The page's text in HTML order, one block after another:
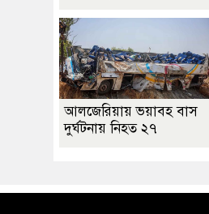
আলজেরিয়ায় ভয়াবহ বাস
দুর্ঘটনায় নিহত ২৭